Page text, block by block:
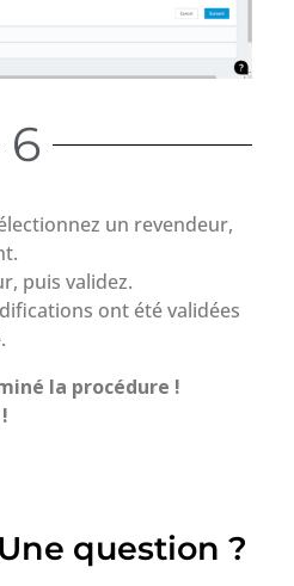
6
un revendeur,
puis validez.
ont été validées
la procédure !
question ?